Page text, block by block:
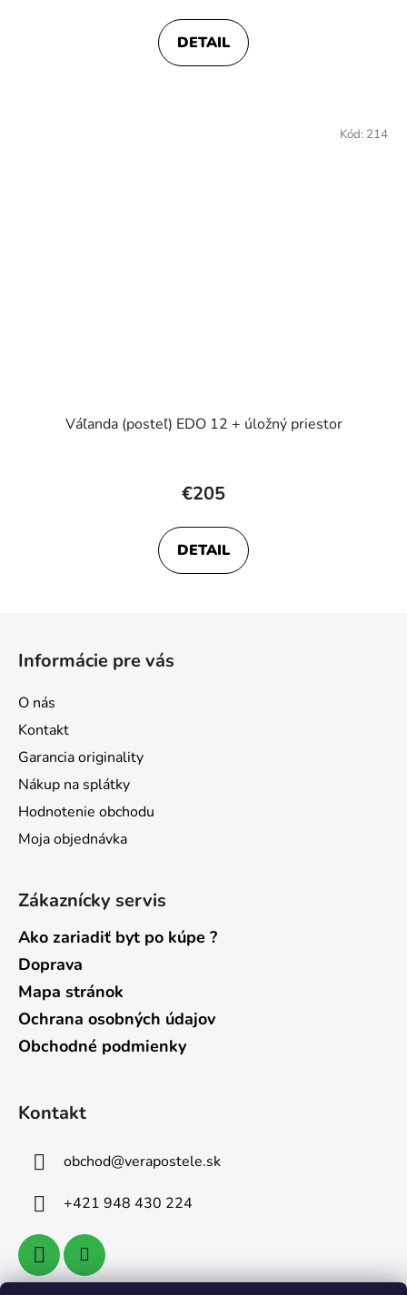
je
4,6
DETAIL
Váľanda (posteľ) EDO 12 + úložný priestor
hodnotenie
je
4,2
€205
DETAIL
Kód: 214
Informácie pre vás
O nás
Kontakt
Garancia originality
Nákup na splátky
Hodnotenie obchodu
Moja objednávka
Zákaznícky servis
Ako zariadiť byt po kúpe ?
Doprava
Mapa stránok
Ochrana osobných údajov
Obchodné podmienky
Kontakt
obchod@verapostele.sk
+421 948 430 224